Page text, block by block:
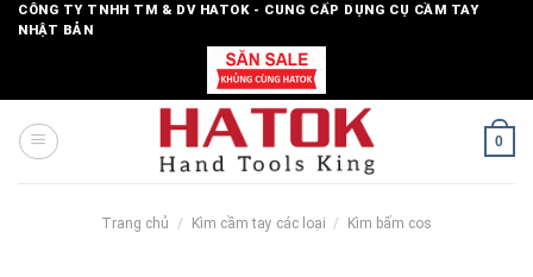
SkipCÔNG TY TNHH TM & DV HATOK - CUNG CẤP DỤNG CỤ CẦM TAY
NHẬT BẢN
0
Trang chủ / Kìm cầm tay các loại / Kìm bấm cos